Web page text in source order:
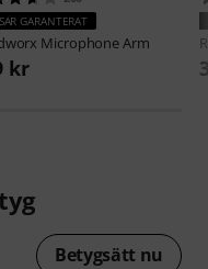
GARANTERAT
Microphone Arm
kr
Betygsätt nu